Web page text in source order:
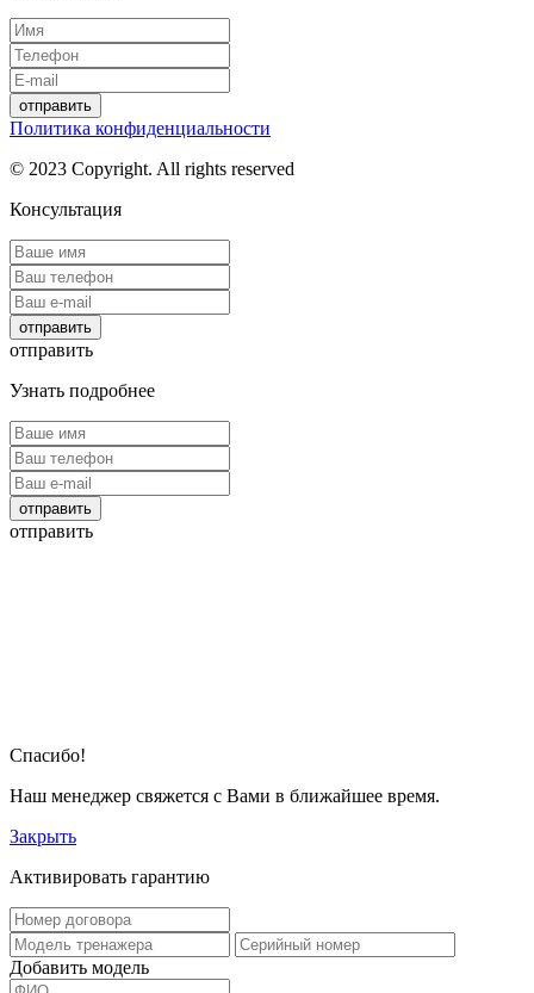
отправить
Политика конфиденциальности
© 2023 Copyright. All rights reserved
Консультация
отправить
отправить
Узнать подробнее
отправить
отправить
Спасибо!
Наш менеджер свяжется с Вами в ближайшее время.
Закрыть
Активировать гарантию
Добавить модель